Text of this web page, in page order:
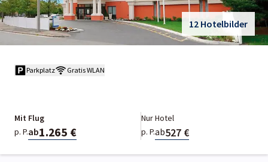
12 Hotelbilder
Parkplatz Gratis WLAN
Mit Flug
p. P.ab1.265 €
Nur Hotel
p. P.ab527 €